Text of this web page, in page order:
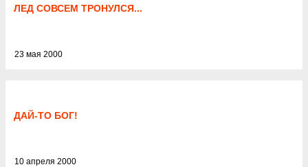
ЛЕД СОВСЕМ ТРОНУЛСЯ...
23 мая 2000
ДАЙ-ТО БОГ!
10 апреля 2000